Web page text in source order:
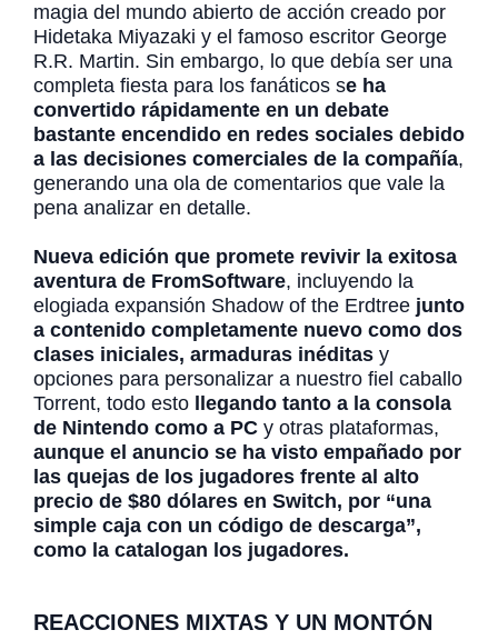
magia del mundo abierto de acción creado por
Hidetaka Miyazaki y el famoso escritor George
R.R. Martin. Sin embargo, lo que debía ser una
completa fiesta para los fanáticos se ha
convertido rápidamente en un debate
bastante encendido en redes sociales debido
a las decisiones comerciales de la compañía,
generando una ola de comentarios que vale la
pena analizar en detalle.
Nueva edición que promete revivir la exitosa
aventura de FromSoftware, incluyendo la
elogiada expansión Shadow of the Erdtree junto
a contenido completamente nuevo como dos
clases iniciales, armaduras inéditas y
opciones para personalizar a nuestro fiel caballo
Torrent, todo esto
llegando tanto a la consola
de Nintendo como a PC y otras plataformas,
aunque el anuncio se ha visto empañado por
las quejas de los jugadores frente al alto
precio de $80 dólares en Switch, por “una
simple caja con un código de descarga”,
como la catalogan los jugadores.
REACCIONES MIXTAS Y UN MONTÓN